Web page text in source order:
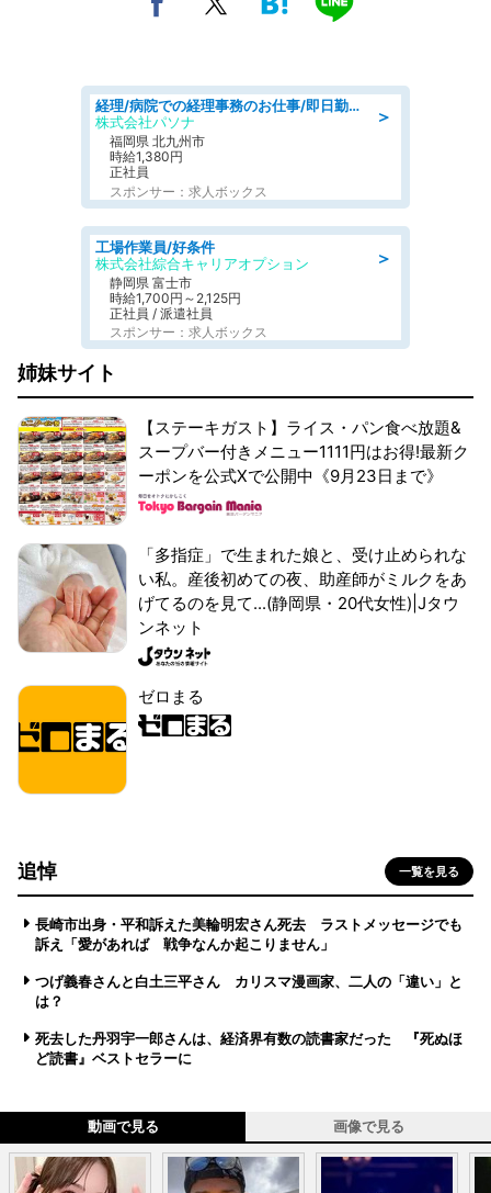
＞
経理/病院での経理事務のお仕事/即日勤務可/車通勤可/経理/一般事務
株式会社パソナ
福岡県 北九州市
時給1,380円
正社員
スポンサー：求人ボックス
＞
工場作業員/好条件
株式会社綜合キャリアオプション
静岡県 富士市
時給1,700円～2,125円
正社員 / 派遣社員
スポンサー：求人ボックス
姉妹サイト
【ステーキガスト】ライス・パン食べ放題&
スープバー付きメニュー1111円はお得!最新ク
ーポンを公式Xで公開中《9月23日まで》
「多指症」で生まれた娘と、受け止められな
い私。産後初めての夜、助産師がミルクをあ
げてるのを見て...(静岡県・20代女性)|Jタウ
ンネット
ゼロまる
追悼 一覧を見る
長崎市出身・平和訴えた美輪明宏さん死去 ラストメッセージでも
訴え「愛があれば 戦争なんか起こりません」
つげ義春さんと白土三平さん カリスマ漫画家、二人の「違い」と
は？
死去した丹羽宇一郎さんは、経済界有数の読書家だった 『死ぬほ
ど読書』ベストセラーに
動画で見る 画像で見る